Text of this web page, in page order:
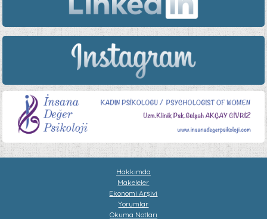
Hakkımda
Makeleler
Ekonomi Arşivi
Yorumlar
Okuma Notları